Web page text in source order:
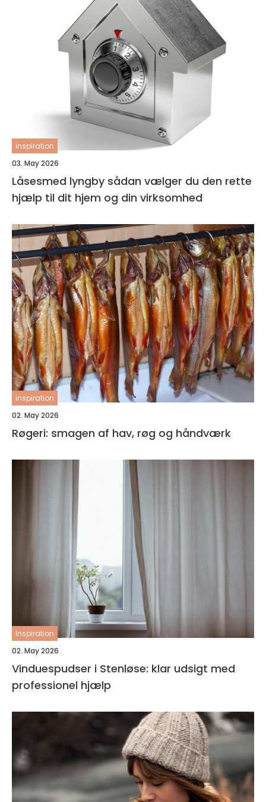
inspiration
03. May 2026
Låsesmed lyngby sådan vælger du den rette
hjælp til dit hjem og din virksomhed
inspiration
02. May 2026
Røgeri: smagen af hav, røg og håndværk
inspiration
02. May 2026
Vinduespudser i Stenløse: klar udsigt med
professionel hjælp